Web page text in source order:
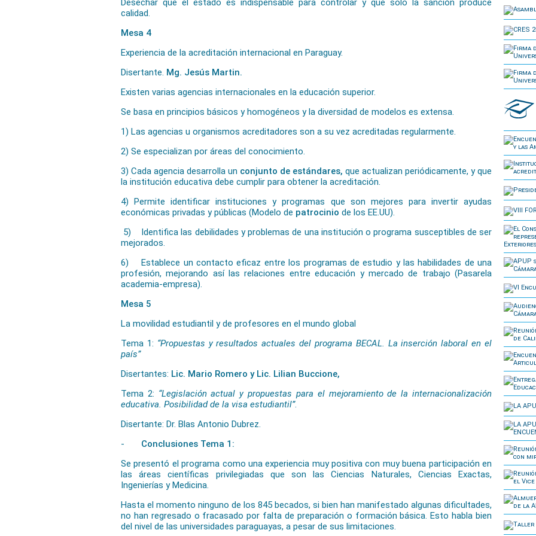
Desechar que el estado es indispensable para controlar y que solo la sanción produce
calidad.
Mesa 4
Experiencia de la acreditación internacional en Paraguay.
Disertante. Mg. Jesús Martin.
Existen varias agencias internacionales en la educación superior.
Se basa en principios básicos y homogéneos y la diversidad de modelos es extensa.
1) Las agencias u organismos acreditadores son a su vez acreditadas regularmente.
2) Se especializan por áreas del conocimiento.
3) Cada agencia desarrolla un conjunto de estándares, que actualizan periódicamente, y que
la institución educativa debe cumplir para obtener la acreditación.
4) Permite identificar instituciones y programas que son mejores para invertir ayudas
económicas privadas y públicas (Modelo de patrocinio de los EE.UU).
5) Identifica las debilidades y problemas de una institución o programa susceptibles de ser
mejorados.
6) Establece un contacto eficaz entre los programas de estudio y las habilidades de una
profesión, mejorando así las relaciones entre educación y mercado de trabajo (Pasarela
academia-empresa).
Mesa 5
La movilidad estudiantil y de profesores en el mundo global
Tema 1: “Propuestas y resultados actuales del programa BECAL. La inserción laboral en el
país”
Disertantes: Lic. Mario Romero y Lic. Lilian Buccione,
Tema 2: “Legislación actual y propuestas para el mejoramiento de la internacionalización
educativa. Posibilidad de la visa estudiantil”.
Disertante: Dr. Blas Antonio Dubrez.
- Conclusiones Tema 1:
Se presentó el programa como una experiencia muy positiva con muy buena participación en
las áreas científicas privilegiadas que son las Ciencias Naturales, Ciencias Exactas,
Ingenierías y Medicina.
Hasta el momento ninguno de los 845 becados, si bien han manifestado algunas dificultades,
no han regresado o fracasado por falta de preparación o formación básica. Esto habla bien
del nivel de las universidades paraguayas, a pesar de sus limitaciones.